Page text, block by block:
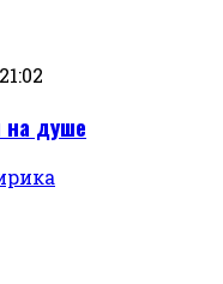
на душе